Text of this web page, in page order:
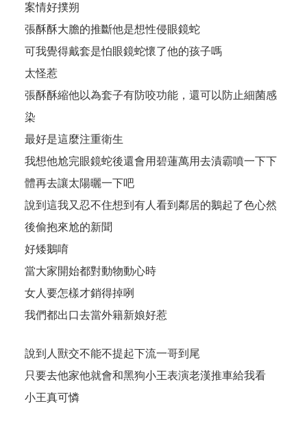
案情好撲朔
張酥酥大膽的推斷他是想性侵眼鏡蛇
可我覺得戴套是怕眼鏡蛇懷了他的孩子嗎
太怪惹
張酥酥縮他以為套子有防咬功能，還可以防止細菌感
染
最好是這麼注重衛生
我想他尬完眼鏡蛇後還會用碧蓮萬用去漬霸噴一下下
體再去讓太陽曬一下吧
說到這我又忍不住想到有人看到鄰居的鵝起了色心然
後偷抱來尬的新聞
好矮鵝唷
當大家開始都對動物動心時
女人要怎樣才銷得掉咧
我們都出口去當外籍新娘好惹
說到人獸交不能不提起下流一哥到尾
只要去他家他就會和黑狗小王表演老漢推車給我看
小王真可憐